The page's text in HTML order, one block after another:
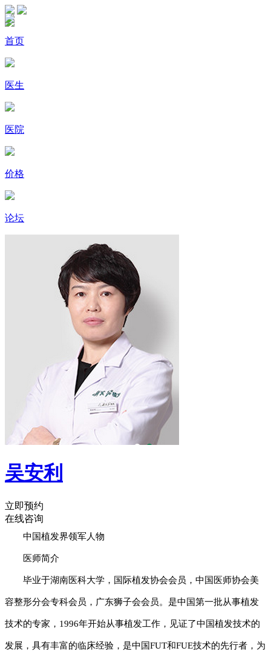
首页
医生
医院
价格
论坛
吴安利
立即预约
在线咨询
中国植发界领军人物
医师简介
毕业于湖南医科大学，国际植发协会会员，中国医师协会美
容整形分会专科会员，广东狮子会会员。是中国第一批从事植发
技术的专家，1996年开始从事植发工作，见证了中国植发技术的
发展，具有丰富的临床经验，是中国FUT和FUE技术的先行者，为